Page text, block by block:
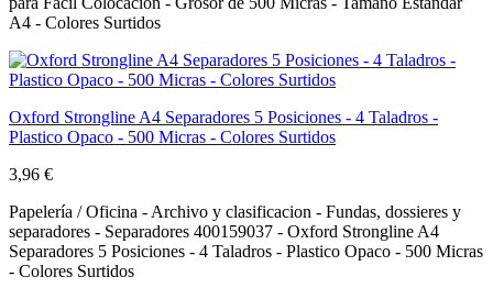
A4 - Colores Surtidos
Oxford Strongline A4 Separadores 5 Posiciones - 4 Taladros -
Plastico Opaco - 500 Micras - Colores Surtidos
3,96 €
Papelería / Oficina - Archivo y clasificacion - Fundas, dossieres y
separadores - Separadores 400159037 - Oxford Strongline A4
Separadores 5 Posiciones - 4 Taladros - Plastico Opaco - 500 Micras
- Colores Surtidos